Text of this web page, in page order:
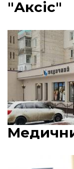
"Аксіс"